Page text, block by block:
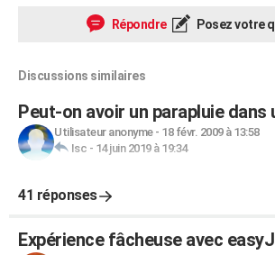
Répondre Posez votre
Discussions similaires
Peut-on avoir un parapluie dans
Utilisateur anonyme- 18 févr. 2009 à 13:58
Isc - 14 juin 2019 à 19:34
41 réponses
Expérience fâcheuse avec